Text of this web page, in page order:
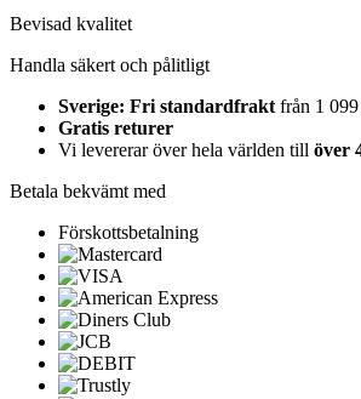
Bevisad kvalitet
Handla säkert och pålitligt
Sverige: Fri standardfrakt från 1
Gratis returer
Vi levererar över hela världen till över
Betala bekvämt med
Förskottsbetalning